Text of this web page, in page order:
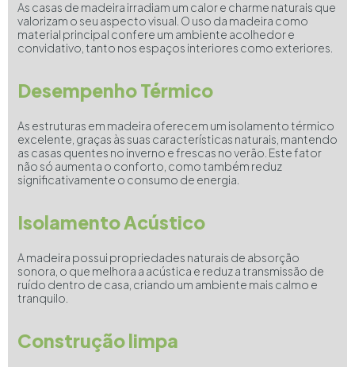
As casas de madeira irradiam um calor e charme naturais que
valorizam o seu aspecto visual. O uso da madeira como
material principal confere um ambiente acolhedor e
convidativo, tanto nos espaços interiores como exteriores.
Desempenho Térmico
As estruturas em madeira oferecem um isolamento térmico
excelente, graças às suas características naturais, mantendo
as casas quentes no inverno e frescas no verão. Este fator
não só aumenta o conforto, como também reduz
significativamente o consumo de energia.
Isolamento Acústico
A madeira possui propriedades naturais de absorção
sonora, o que melhora a acústica e reduz a transmissão de
ruído dentro de casa, criando um ambiente mais calmo e
tranquilo.
Construção limpa